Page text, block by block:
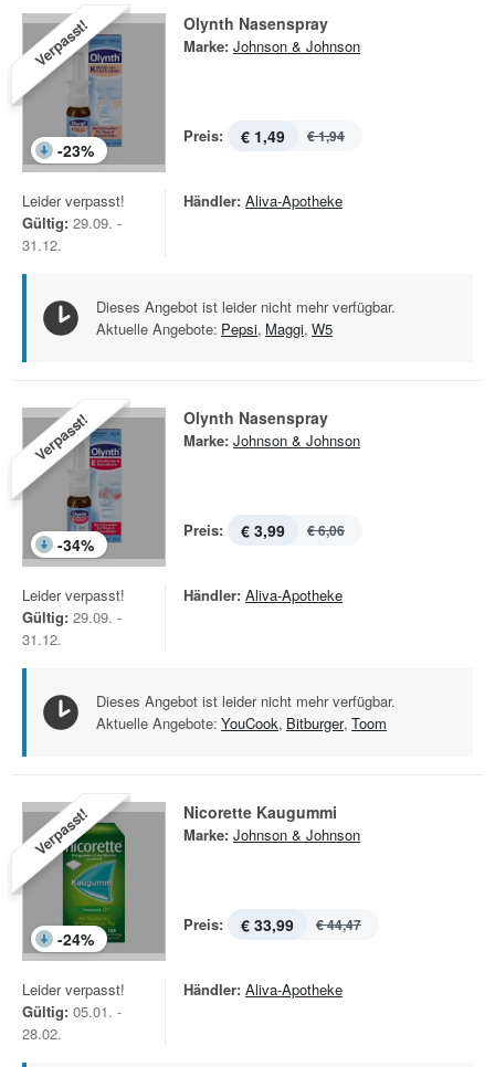
Verpasst!
-23%
Olynth Nasenspray
Marke: Johnson & Johnson
Preis: € 1,49 € 1,94
Leider verpasst!
Gültig: 29.09. -
31.12.
Händler: Aliva-Apotheke
Dieses Angebot ist leider nicht mehr verfügbar.
Aktuelle Angebote: Pepsi, Maggi, W5
Verpasst!
-34%
Olynth Nasenspray
Marke: Johnson & Johnson
Preis: € 3,99 € 6,06
Leider verpasst!
Gültig: 29.09. -
31.12.
Händler: Aliva-Apotheke
Dieses Angebot ist leider nicht mehr verfügbar.
Aktuelle Angebote: YouCook, Bitburger, Toom
Verpasst!
-24%
Nicorette Kaugummi
Marke: Johnson & Johnson
Preis: € 33,99 € 44,47
Leider verpasst!
Gültig: 05.01. -
28.02.
Händler: Aliva-Apotheke